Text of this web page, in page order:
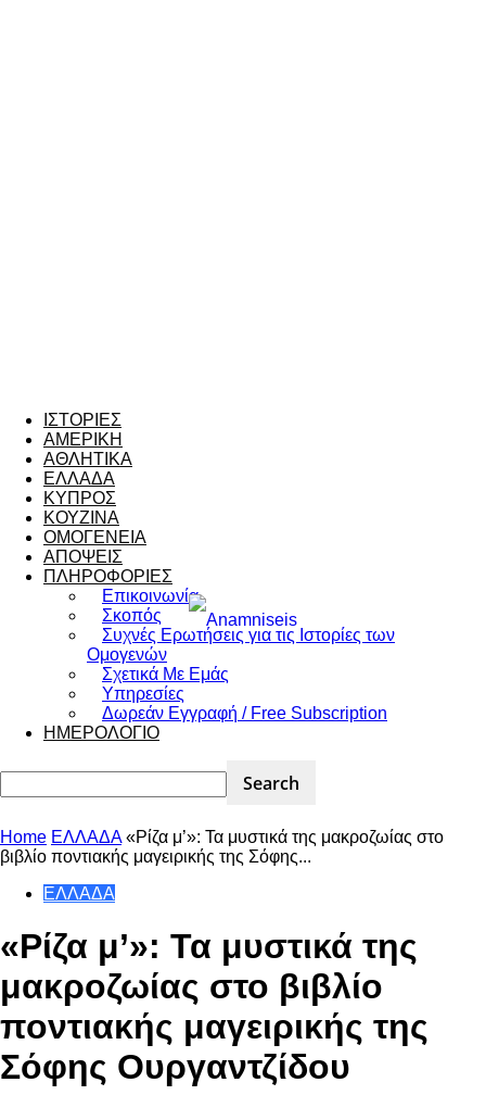
ΙΣΤΟΡΙΕΣ
ΑΜΕΡΙΚΗ
ΑΘΛΗΤΙΚΑ
ΕΛΛΑΔΑ
ΚΥΠΡΟΣ
ΚΟΥΖΙΝΑ
ΟΜΟΓΕΝΕΙΑ
ΑΠΟΨΕΙΣ
ΠΛΗΡΟΦΟΡΙΕΣ
Επικοινωνία
Σκοπός
Συχνές Ερωτήσεις για τις Ιστορίες των
Ομογενών
Σχετικά Με Εμάς
Υπηρεσίες
Δωρεάν Εγγραφή / Free Subscription
ΗΜΕΡΟΛΟΓΙΟ
Home ΕΛΛΑΔΑ «Ρίζα μ’»: Τα μυστικά της μακροζωίας στο
βιβλίο ποντιακής μαγειρικής της Σόφης...
ΕΛΛΑΔΑ
«Ρίζα μ’»: Τα μυστικά της
μακροζωίας στο βιβλίο
ποντιακής μαγειρικής της
Σόφης Ουργαντζίδου